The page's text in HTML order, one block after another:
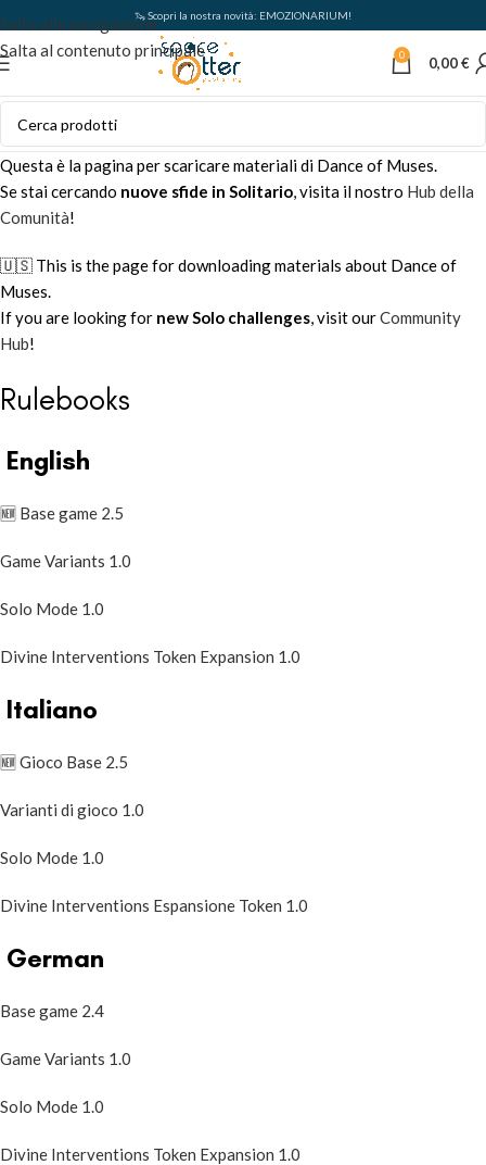
Salta alla navigazione
Salta al contenuto principale
🦦 Scopri la nostra novità: EMOZIONARIUM!
0 0,00€
Questa è la pagina per scaricare materiali di Dance of Muses.
Se stai cercando nuove sfide in Solitario, visita il nostro Hub della
Comunità!
🇺🇸 This is the page for downloading materials about Dance of
Muses.
If you are looking for new Solo challenges, visit ourCommunity
Hub!
Rulebooks
English
🆕 Base game 2.5
Game Variants 1.0
Solo Mode 1.0
Divine Interventions Token Expansion 1.0
Italiano
🆕Gioco Base 2.5
Varianti di gioco 1.0
Solo Mode 1.0
Divine Interventions Espansione Token 1.0
German
Base game 2.4
Game Variants 1.0
Solo Mode 1.0
Divine Interventions Token Expansion 1.0